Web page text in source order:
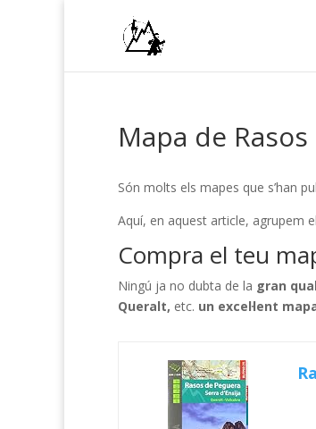
Mapa de
Són molts els mapes que s’han
Aquí, en aquest article, agrupem
Compra el teu
Ningú ja no dubta de la gran
Queralt, etc. un excel·lent